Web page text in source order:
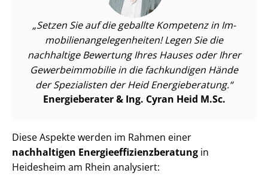
Setzen Sie auf die geballte Kompetenz in Im­
mo­bi­li­en­an­ge­le­gen­hei­ten! Legen Sie die
nachhaltige Bewertung Ihres Hauses oder Ihrer
Ge­wer­be­im­mo­bi­lie in die fachkundigen Hände
der Spezialisten der Heid Energieberatung.
Energieberater & Ing. Cyran Heid M.Sc.
Diese Aspekte werden im Rahmen einer
nachhaltigen En­er­gie­ef­fi­zi­enz­be­ra­tung in
Heidesheim am Rhein analysiert: